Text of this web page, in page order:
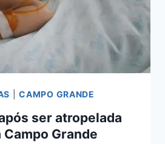
|CAMPO GRANDE
ser atropelada
Grande